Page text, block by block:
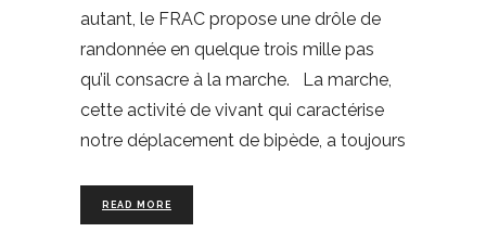
autant, le FRAC propose une drôle de
randonnée en quelque trois mille pas
qu’il consacre à la marche. La marche,
cette activité de vivant qui caractérise
notre déplacement de bipède, a toujours
READ MORE